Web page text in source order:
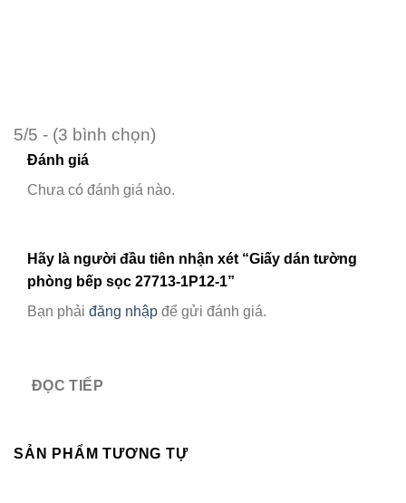
5/5 - (3 bình chọn)
Đánh giá
Chưa có đánh giá nào.
Hãy là người đầu tiên nhận xét “Giấy dán tường
phòng bếp sọc 27713-1P12-1”
Bạn phải đăng nhập để gửi đánh giá.
ĐỌC TIẾP
SẢN PHẨM TƯƠNG TỰ